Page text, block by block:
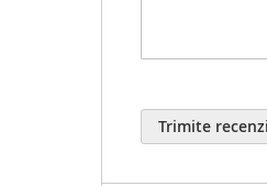
Detalii plată:
Acest produs
Trimite